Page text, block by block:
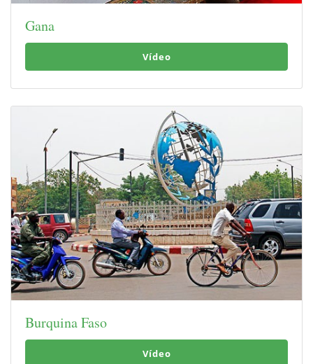
Gana
Vídeo
Burquina Faso
Vídeo